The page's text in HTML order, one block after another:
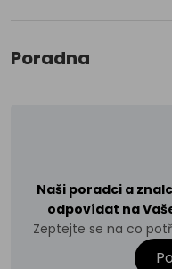
Poradna
Naši poradci a
odpovídat na
Zeptejte se na co